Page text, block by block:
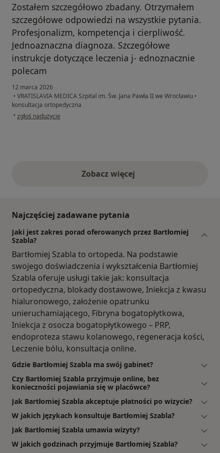
Zostałem szczegółowo zbadany. Otrzymałem
szczegółowe odpowiedzi na wszystkie pytania.
Profesjonalizm, kompetencja i cierpliwość.
Jednoaznaczna diagnoza. Szczegółowe
instrukcje dotyczące leczenia j- ednoznacznie
polecam
12 marca 2026
• VRATISLAVIA MEDICA Szpital im. Św. Jana Pawła II we Wrocławiu •
konsultacja ortopedyczna
• w opinii użytkownika IR
zgłoś nadużycie
Zobacz więcejopinie powyżej
Najczęściej zadawane pytania
Jaki jest zakres porad oferowanych przez Bartłomiej
Szabla?
Bartłomiej Szabla to ortopeda. Na podstawie
swojego doświadczenia i wykształcenia Bartłomiej
Szabla oferuje usługi takie jak: konsultacja
ortopedyczna, blokady dostawowe, Iniekcja z kwasu
hialuronowego, założenie opatrunku
unieruchamiającego, Fibryna bogatopłytkowa,
Iniekcja z osocza bogatopłytkowego – PRP,
endoproteza stawu kolanowego, regeneracja kości,
Leczenie bólu, konsultacja online.
Gdzie Bartłomiej Szabla ma swój gabinet?
Czy Bartłomiej Szabla przyjmuje online, bez
konieczności pojawiania się w placówce?
Jak Bartłomiej Szabla akceptuje płatności po wizycie?
W jakich językach konsultuje Bartłomiej Szabla?
Jak Bartłomiej Szabla umawia wizyty?
W jakich godzinach przyjmuje Bartłomiej Szabla?